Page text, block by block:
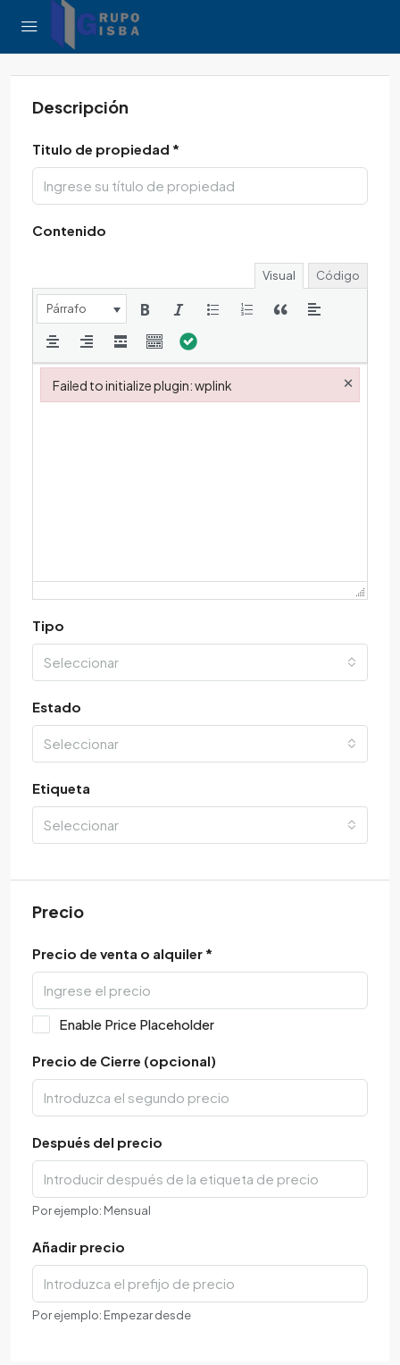
Descripción
Titulo de propiedad *
Contenido
Visual Código
Párrafo
Tipo
Seleccionar
Estado
Seleccionar
Etiqueta
Seleccionar
Precio
Precio de venta o alquiler *
Enable Price Placeholder
Precio de Cierre (opcional)
Después del precio
Por ejemplo: Mensual
Añadir precio
Por ejemplo: Empezar desde
Failed to initialize plugin: wplink ×
Failed to initialize plugin: wplink